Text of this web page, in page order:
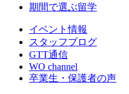
期間で選ぶ留学
イベント情報
スタッフブログ
GTT通信
WO channel
卒業生・保護者の声